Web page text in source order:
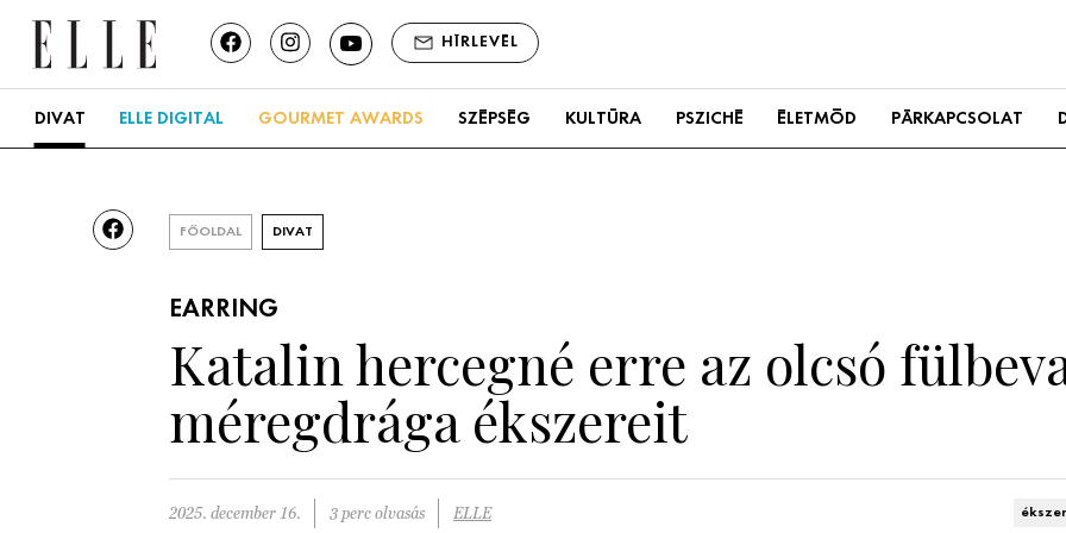
HÍRLEVÉL
DIVAT ELLE DIGITAL GOURMET AWARDS SZÉPSÉG KULTÚRA PSZICHÉ ÉLETMÓD PÁRKAPCSOLAT
FŐOLDAL DIVAT
EARRING
Katalin hercegné erre az olcsó
méregdrága ékszereit
2025. december 16. 3 perc olvasás ELLE ékszer